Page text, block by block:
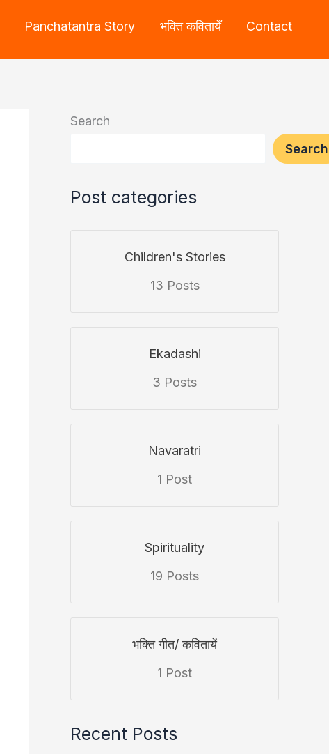
Panchatantra Story भक्ति कवितायेँ Contact
Search
Search
Post categories
Children's Stories
13 Posts
Ekadashi
3 Posts
Navaratri
1 Post
Spirituality
19 Posts
भक्ति गीत/ कवितायें
1 Post
Recent Posts